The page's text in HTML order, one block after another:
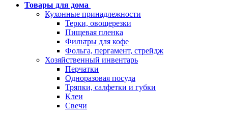
Товары для дома
Кухонные принадлежности
Терки, овощерезки
Пищевая пленка
Фильтры для кофе
Фольга, пергамент, стрейдж
Хозяйственный инвентарь
Перчатки
Одноразовая посуда
Тряпки, салфетки и губки
Клеи
Свечи